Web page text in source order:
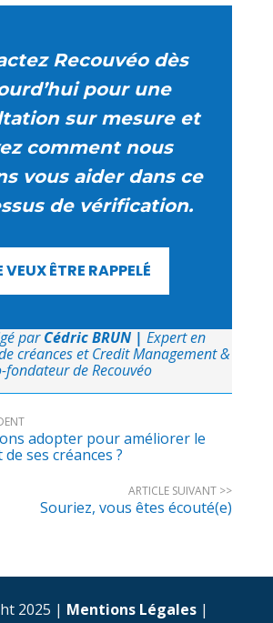
Recouvéo dès
pour une
sur mesure et
comment nous
vous aider dans ce
de vérification.
VEUX ÊTRE RAPPELÉ
parCédric BRUN | Expert en
créances et Credit Management &
fondateur de Recouvéo
adopter pour améliorer le
ses créances ?
ARTICLE SUIVANT >>
Souriez, vous êtes écouté(e)
2025 | Mentions Légales|